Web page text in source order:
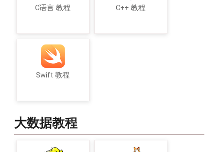
C语言 教程 C++ 教程
Swift 教程
大数据教程